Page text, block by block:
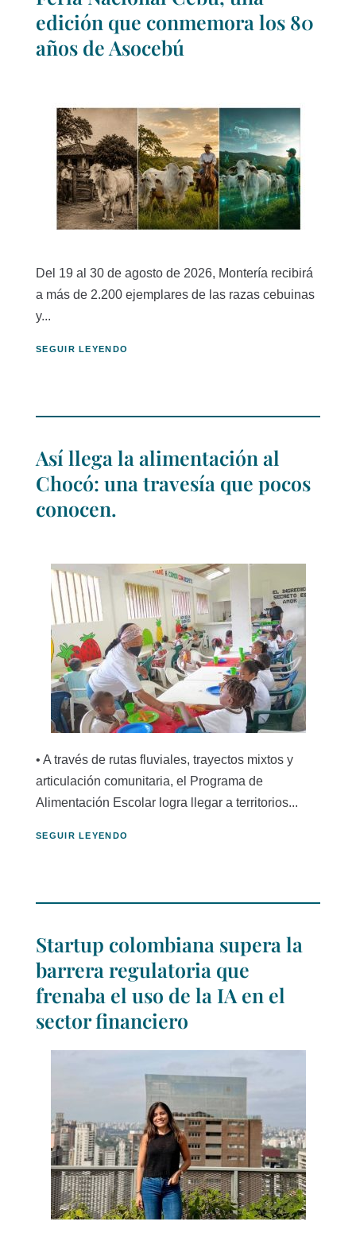
edición que conmemora los 80
años de Asocebú
Del 19 al 30 de agosto de 2026, Montería recibirá
a más de 2.200 ejemplares de las razas cebuinas
y...
SEGUIR LEYENDO
Así llega la alimentación al
Chocó: una travesía que pocos
conocen.
• A través de rutas fluviales, trayectos mixtos y
articulación comunitaria, el Programa de
Alimentación Escolar logra llegar a territorios...
SEGUIR LEYENDO
Startup colombiana supera la
barrera regulatoria que
frenaba el uso de la IA en el
sector financiero